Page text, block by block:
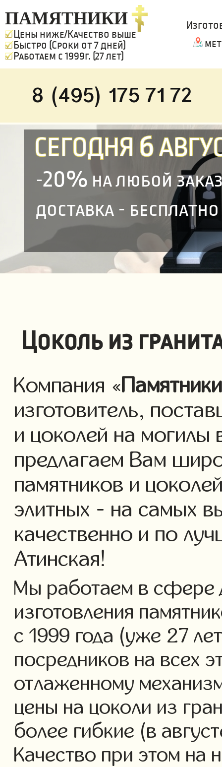
ПАМЯТНИКИ
Цены ниже/Качество выше
Быстро (Сроки от 7 дней)
Работаем с 1999г. (27 лет)
8 (495) 175 71 72
СЕГОДНЯ 6
-20% на любой
доставка - бесплатно
Цоколь из
Компания «Памятники
изготовитель,
и цоколей на
предлагаем Вам
памятников и
элитных - на самых
качественно и по
Атинская!
Мы работаем в сфере
изготовления
с 1999 года (уже 27
посредников на всех
отлаженному
цены на цоколи из
более гибкие (в
Качество при этом на